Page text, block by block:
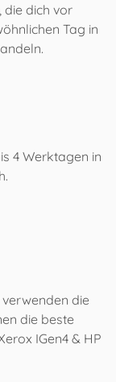
die dich vor
Tag in
4 Werktagen in
die
die beste
IGen4 & HP